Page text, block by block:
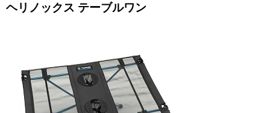
ヘリノックス テーブルワン